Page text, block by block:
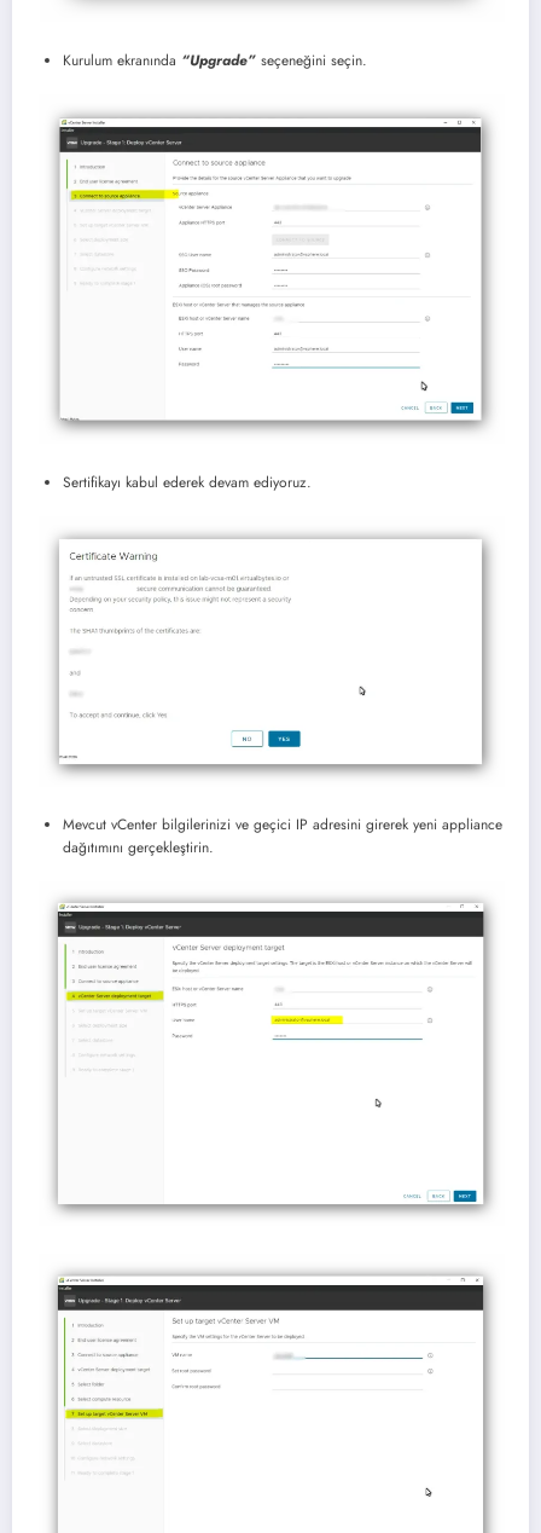
Kurulum ekranında “Upgrade” seçeneğini seçin.
Sertifikayı kabul ederek devam ediyoruz.
Mevcut vCenter bilgilerinizi ve geçici IP adresini girerek yeni appliance
dağıtımını gerçekleştirin.